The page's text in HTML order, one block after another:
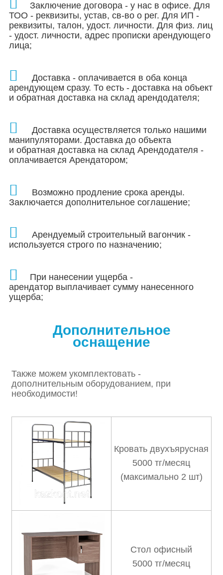
Заключение договора - у нас в офисе. Для
ТОО - реквизиты, устав, св-во о рег. Для ИП -
реквизиты, талон, удост. личности. Для физ. лиц
- удост. личности, адрес прописки арендующего
лица;
Доставка - оплачивается в оба конца
арендующем сразу. То есть - доставка на объект
и обратная доставка на склад арендодателя;
Доставка осуществляется только нашими
манипуляторами. Доставка до объекта
и обратная доставка на склад Арендодателя -
оплачивается Арендатором;
Возможно продление срока аренды.
Заключается дополнительное соглашение;
Арендуемый строительный вагончик -
используется строго по назначению;
При нанесении ущерба -
арендатор выплачивает сумму нанесенного
ущерба;
Дополнительное
оснащение
Также можем укомплектовать -
дополнительным оборудованием, при
необходимости!
Кровать двухъярусная
5000 тг/месяц
(максимально 2 шт)
Стол офисный
5000 тг/месяц